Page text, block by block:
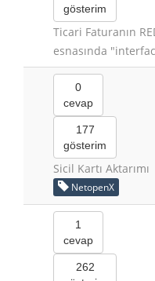
gösterim
Ticari Faturanın
esnasında
0
cevap
177
gösterim
Sicil Kartı Aktarımı
NetopenX
1
cevap
262